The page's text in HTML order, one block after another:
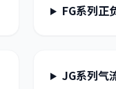
FG系列正
JG系列气